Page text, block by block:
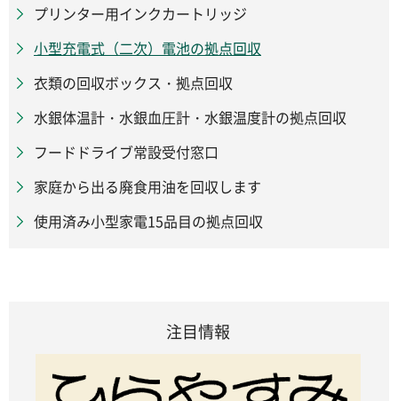
プリンター用インクカートリッジ
小型充電式（二次）電池の拠点回収
衣類の回収ボックス・拠点回収
水銀体温計・水銀血圧計・水銀温度計の拠点回収
フードドライブ常設受付窓口
家庭から出る廃食用油を回収します
使用済み小型家電15品目の拠点回収
注目情報